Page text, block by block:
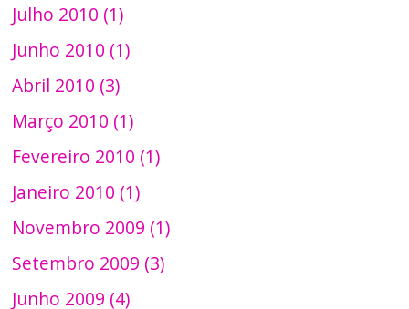
Julho 2010 (1)
Junho 2010 (1)
Abril 2010 (3)
Março 2010 (1)
Fevereiro 2010 (1)
Janeiro 2010 (1)
Novembro 2009 (1)
Setembro 2009 (3)
Junho 2009 (4)